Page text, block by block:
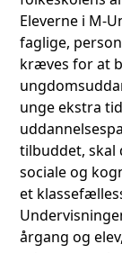
Eleverne i M-
faglige,
kræves for at
unge ekstra
tilbuddet, skal
sociale og
et
årgang og